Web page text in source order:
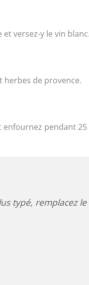
versez-y le vin blanc.
herbes de provence.
pendant
typé, remplacez